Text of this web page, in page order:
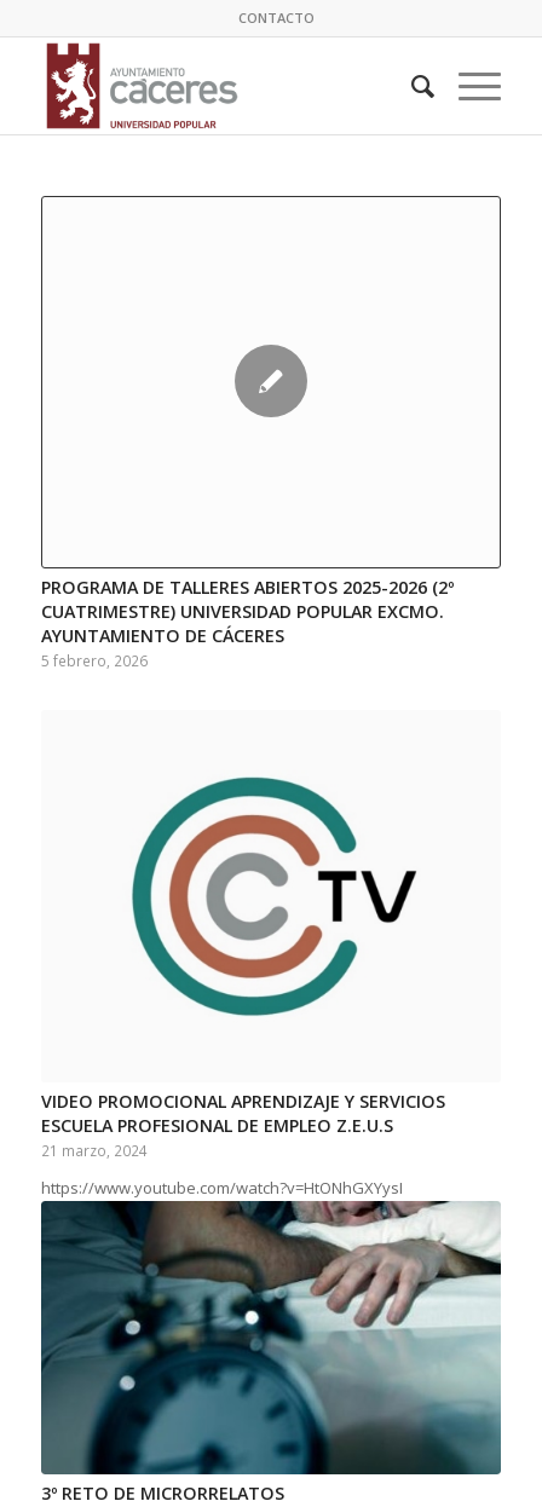
CONTACTO
PROGRAMA DE TALLERES ABIERTOS 2025-2026 (2º
CUATRIMESTRE) UNIVERSIDAD POPULAR EXCMO.
AYUNTAMIENTO DE CÁCERES
5 febrero, 2026
VIDEO PROMOCIONAL APRENDIZAJE Y SERVICIOS
ESCUELA PROFESIONAL DE EMPLEO Z.E.U.S
21 marzo, 2024
https://www.youtube.com/watch?v=HtONhGXYysI
3º RETO DE MICRORRELATOS